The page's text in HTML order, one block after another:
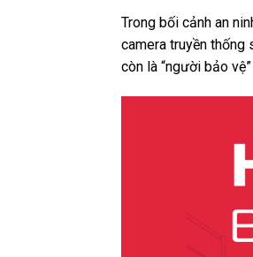
Trong bối cảnh an
camera truyền thống
còn là “người bảo